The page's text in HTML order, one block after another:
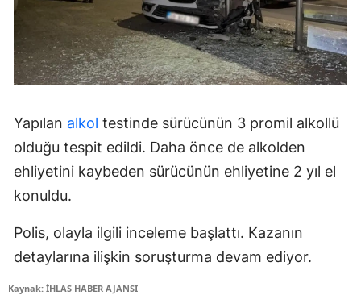
Yapılan alkol testinde sürücünün 3 promil alkollü
olduğu tespit edildi. Daha önce de alkolden
ehliyetini kaybeden sürücünün ehliyetine 2 yıl el
konuldu.
Polis, olayla ilgili inceleme başlattı. Kazanın
detaylarına ilişkin soruşturma devam ediyor.
Kaynak: İHLAS HABER AJANSI